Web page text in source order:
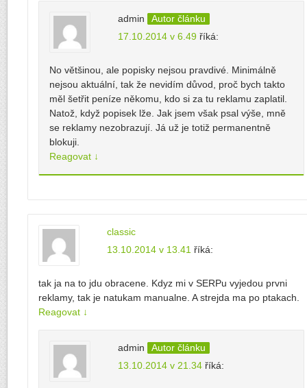
admin
Autor článku
17.10.2014 v 6.49 říká:
No většinou, ale popisky nejsou pravdivé. Minimálně
nejsou aktuální, tak že nevidím důvod, proč bych takto
měl šetřit peníze někomu, kdo si za tu reklamu zaplatil.
Natož, když popisek lže. Jak jsem však psal výše, mně
se reklamy nezobrazují. Já už je totiž permanentně
blokuji.
Reagovat ↓
classic
13.10.2014 v 13.41 říká:
tak ja na to jdu obracene. Kdyz mi v SERPu vyjedou prvni
reklamy, tak je natukam manualne. A strejda ma po ptakach.
Reagovat ↓
admin
Autor článku
13.10.2014 v 21.34 říká: